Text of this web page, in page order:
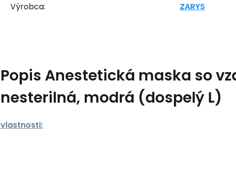
Výrobca: ZARYS
Popis Anestetická maska so
nesterilná, modrá (dospelý L)
vlastnosti: